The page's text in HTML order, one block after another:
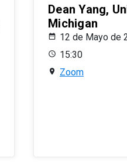
Dean Yang,
Michigan
12 de Mayo de
15:30
Zoom